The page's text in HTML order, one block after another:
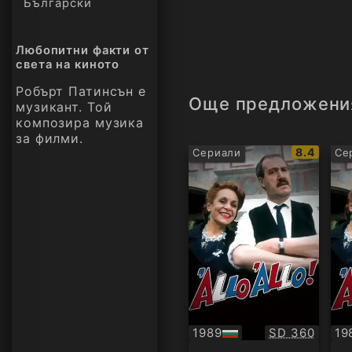
Български
Любопитни факти от
света на киното
Робърт Патинсън е
музикант. Той
композира музика
за филми.
реализирането на
Още
Сериали
IMDb
рейтинг:
8.4
1989
БГ
Качество:
SD 360
БГ